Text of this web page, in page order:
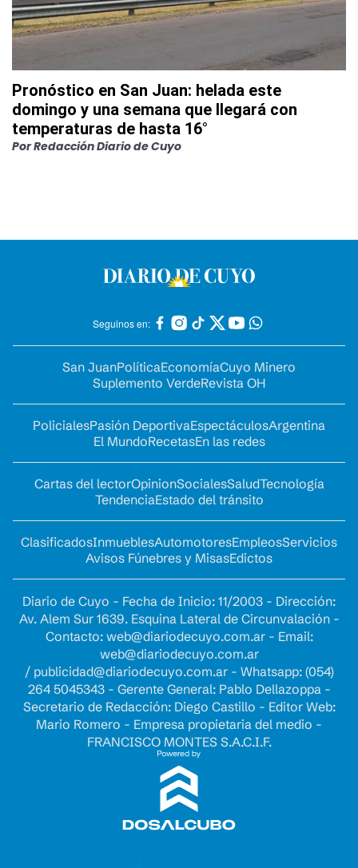
Pronóstico en San Juan: helada este
domingo y una semana que llegará con
temperaturas de hasta 16°
PorRedacción Diario de Cuyo
Seguinos en:
San JuanPolíticaEconomíaCuyo Minero
Suplemento VerdeRevista OH
PolicialesPasión DeportivaEspectáculosArgentina
El MundoRecetasEn las redes
Cartas del lectorOpinionSocialesSaludTecnología
TendenciaEstado del tránsito
ClasificadosInmueblesAutomotoresEmpleosServicios
Avisos Fúnebres y MisasEdictos
Diario de Cuyo - Fecha de Inicio: 11/2003 - Dirección:
Av. Alem Sur 1639. Esquina Lateral de Circunvalación -
Contacto: web@diariodecuyo.com.ar- Email:
web@diariodecuyo.com.ar
/ publicidad@diariodecuyo.com.ar- Whatsapp: (054)
264 5045343 - Gerente General: Pablo Dellazoppa -
Secretario de Redacción: Diego Castillo - Editor Web:
Mario Romero - Empresa propietaria del medio -
FRANCISCO MONTES S.A.C.I.F.